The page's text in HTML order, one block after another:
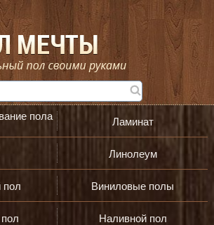
пола Ламинат
Линолеум
пол Виниловые полы
Наливной пол